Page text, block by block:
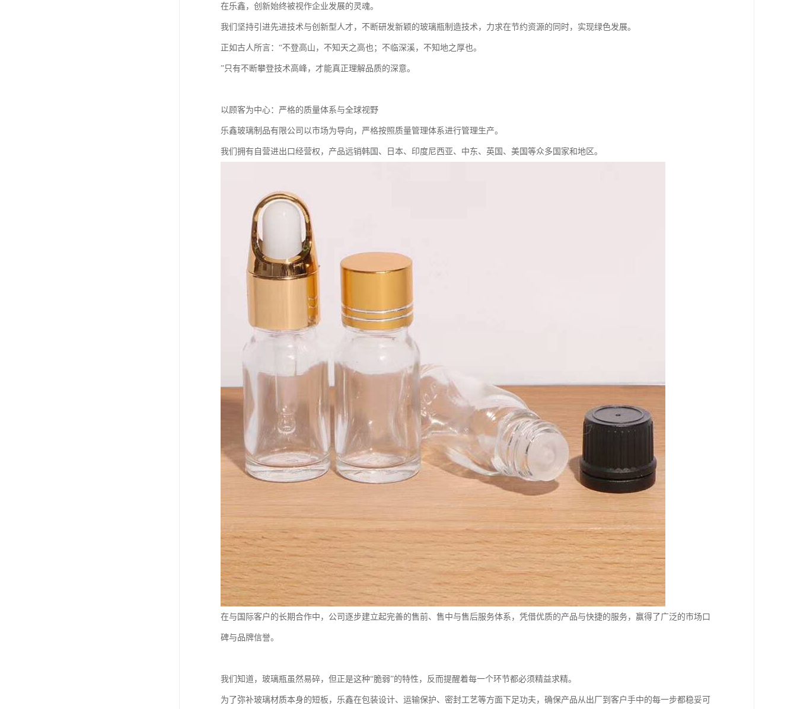
在乐鑫，创新始终被视作企业发展的灵魂。
我们坚持引进先进技术与创新型人才，不断研发新颖的玻璃瓶制造技术，力求在节约资源的同时，实现绿色发展。
正如古人所言：“不登高山，不知天之高也；不临深溪，不知地之厚也。
”只有不断攀登技术高峰，才能真正理解品质的深意。
以顾客为中心：严格的质量体系与全球视野
乐鑫玻璃制品有限公司以市场为导向，严格按照质量管理体系进行管理生产。
我们拥有自营进出口经营权，产品远销韩国、日本、印度尼西亚、中东、英国、美国等众多国家和地区。
在与国际客户的长期合作中，公司逐步建立起完善的售前、售中与售后服务体系，凭借优质的产品与快捷的服务，赢得了广泛的市场口
碑与品牌信誉。
我们知道，玻璃瓶虽然易碎，但正是这种“脆弱”的特性，反而提醒着每一个环节都必须精益求精。
为了弥补玻璃材质本身的短板，乐鑫在包装设计、运输保护、密封工艺等方面下足功夫，确保产品从出厂到客户手中的每一步都稳妥可